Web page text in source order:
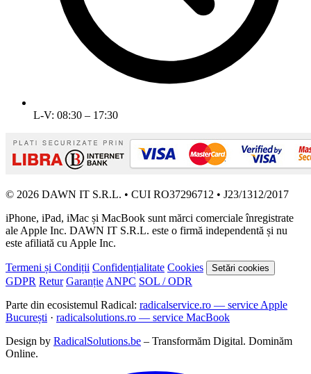
L-V: 08:30 – 17:30
© 2026 DAWN IT S.R.L. • CUI RO37296712 • J23/1312/2017
iPhone, iPad, iMac și MacBook sunt mărci comerciale înregistrate
ale Apple Inc. DAWN IT S.R.L. este o firmă independentă și nu
este afiliată cu Apple Inc.
Termeni și Condiții Confidențialitate Cookies Setări cookies
GDPR Retur Garanție ANPC SOL / ODR
Parte din ecosistemul Radical: radicalservice.ro — service Apple
București · radicalsolutions.ro — service MacBook
Design by RadicalSolutions.be – Transformăm Digital. Dominăm
Online.